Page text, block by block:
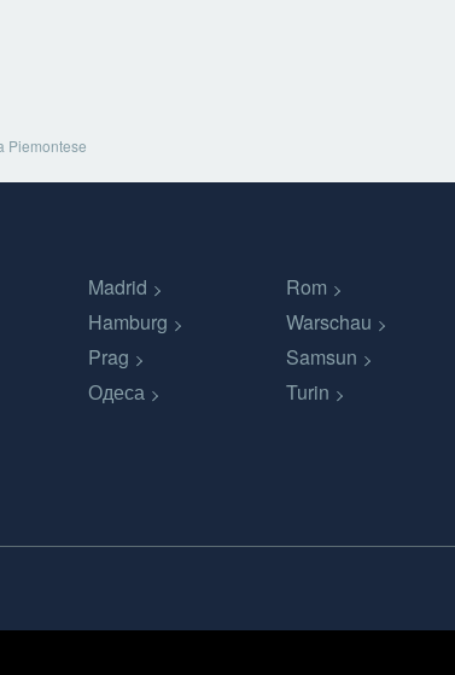
Piemontese
Madrid Rom
Hamburg Warschau
Prag Samsun
Одеса Turin